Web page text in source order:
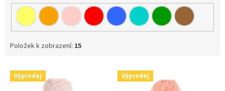
Položek k zobrazení: 15
V Výprodej Výprodej